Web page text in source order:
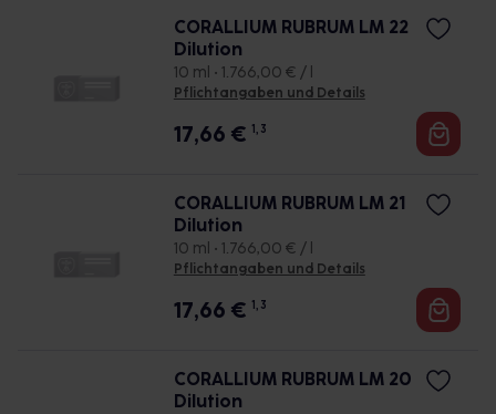
CORALLIUM RUBRUM LM 22
Dilution
10 ml • 1.766,00 € / l
Pflichtangaben und Details
17,66 € 1, 3
CORALLIUM RUBRUM LM 21
Dilution
10 ml • 1.766,00 € / l
Pflichtangaben und Details
17,66 € 1, 3
CORALLIUM RUBRUM LM 20
Dilution